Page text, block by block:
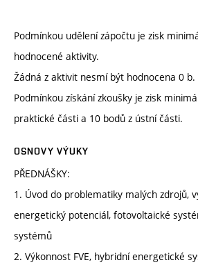
Podmínkou udělení zápočtu je zisk
hodnocené aktivity.
Žádná z aktivit nesmí být hodnocena 0 b.
Podmínkou získání zkoušky je zisk
praktické části a 10 bodů z ústní části.
OSNOVY VÝUKY
PŘEDNÁŠKY:
1. Úvod do problematiky malých zdrojů,
energetický potenciál, fotovoltaické
systémů
2. Výkonnost FVE, hybridní energetické